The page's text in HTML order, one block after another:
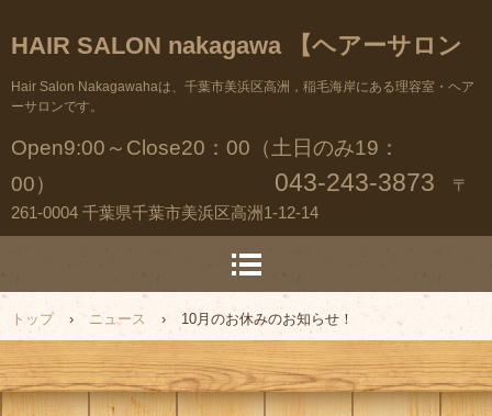
HAIR SALON nakagawa 【ヘアーサロン
ナカガワ】
Hair Salon Nakagawahaは、千葉市美浜区高洲，稲毛海岸にある理容室・ヘア
ーサロンです。
Open9:00～Close20：00（土日のみ19：
00）
043-243-3873
〒
261-0004 千葉県千葉市美浜区高洲1-12-14
トップ › ニュース › 10月のお休みのお知らせ！